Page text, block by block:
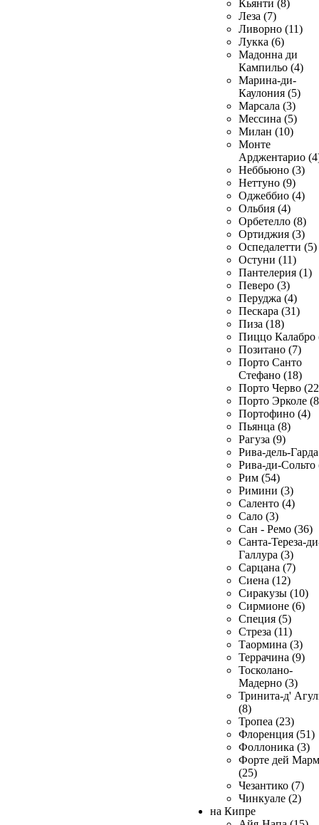
Кьянти (8)
Леза (7)
Ливорно (11)
Лукка (6)
Мадонна ди
Кампильо (4)
Марина-ди-
Каулония (5)
Марсала (3)
Мессина (5)
Милан (10)
Монте
Арджентарио
Неббьюно (3)
Неттуно (9)
Оджеббио (4)
Ольбия (4)
Орбетелло (8)
Ортиджия (3)
Оспедалетти (5)
Остуни (11)
Пантелерия (1)
Певеро (3)
Перуджа (4)
Пескара (31)
Пиза (18)
Пиццо Калабро
Позитано (7)
Порто Санто
Стефано (18)
Порто Черво
Порто Эрколе
Портофино (4)
Пьянца (8)
Рагуза (9)
Рива-дель-
Рива-ди-Сольто
Рим (54)
Римини (3)
Саленто (4)
Сало (3)
Сан - Ремо (36)
Санта-Тереза-
Галлура (3)
Сарцана (7)
Сиена (12)
Сиракузы (10)
Сирмионе (6)
Специя (5)
Стреза (11)
Таормина (3)
Террачина (9)
Тосколано-
Мадерно (3)
Тринита-д'
(8)
Тропеа (23)
Флоренция (51)
Фоллоника (3)
Форте дей
(25)
Чезантико (7)
Чинкуале (2)
на Кипре